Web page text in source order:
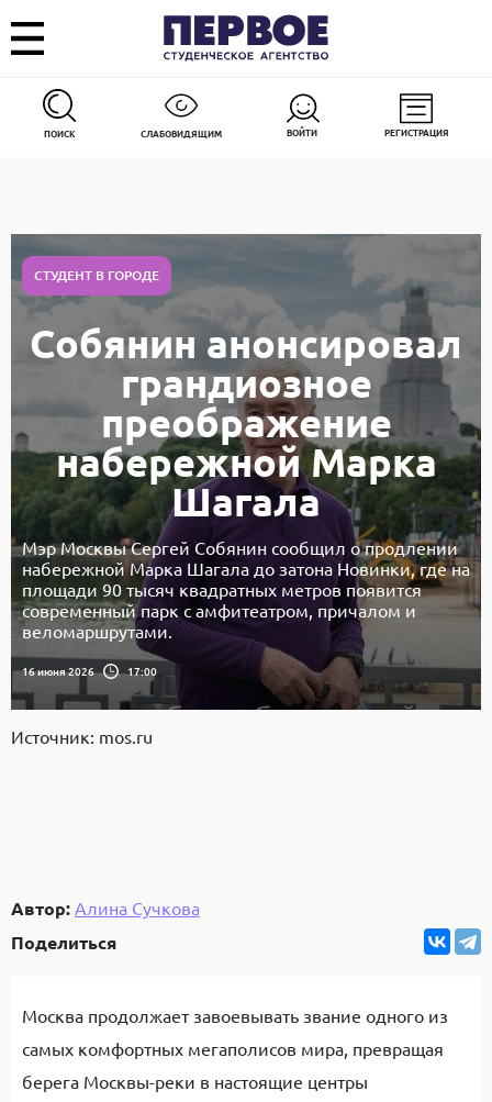
ПОИСК СЛАБОВИДЯЩИМ ВОЙТИ РЕГИСТРАЦИЯ
СТУДЕНТ В ГОРОДЕ
Собянин анонсировал
грандиозное
преображение
набережной Марка
Шагала
Мэр Москвы Сергей Собянин сообщил о продлении
набережной Марка Шагала до затона Новинки, где на
площади 90 тысяч квадратных метров появится
современный парк с амфитеатром, причалом и
веломаршрутами.
16 июня 2026 17:00
Источник: mos.ru
Автор: Алина Сучкова
Поделиться
Москва продолжает завоевывать звание одного из
самых комфортных мегаполисов мира, превращая
берега Москвы-реки в настоящие центры